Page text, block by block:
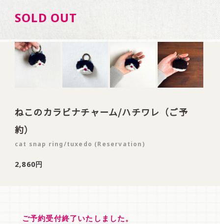
SOLD OUT
ねこのカラビナチャーム/ハチワレ（ご予
約）
cat snap ring/tuxedo (Reservation)
2,860円
ご予約受付終了いたしました。